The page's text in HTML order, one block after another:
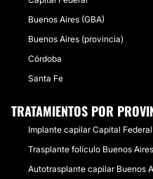
Buenos Aires (GBA)
Buenos Aires (provincia)
Córdoba
Santa Fe
TRATAMIENTOS POR
Implante capilar Capital Federal
Trasplante folículo Buenos
Autotrasplante capilar Buenos